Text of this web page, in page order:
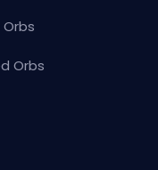
Orbs
Orbs